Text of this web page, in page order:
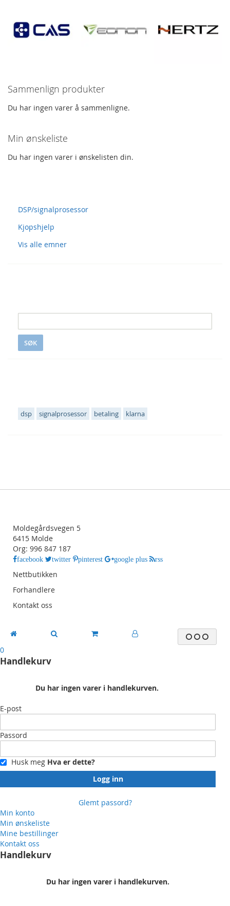
Sammenlign produkter
Du har ingen varer å sammenligne.
Min ønskeliste
Du har ingen varer i ønskelisten din.
DSP/signalprosessor
Kjopshjelp
Vis alle emner
SØK
dsp signalprosessor betaling klarna
Moldegårdsvegen 5
6415 Molde
Org: 996 847 187
facebook twitter pinterest google plus rss
Nettbutikken
Forhandlere
Kontakt oss
0
Handlekurv
Du har ingen varer i handlekurven.
E-post
Passord
Husk meg Hva er dette?
Logg inn
Glemt passord?
Min konto
Min ønskeliste
Mine bestillinger
Kontakt oss
Handlekurv
Du har ingen varer i handlekurven.